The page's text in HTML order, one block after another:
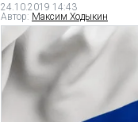
24.10.2019 14:43
Автор: Максим Ходыкин